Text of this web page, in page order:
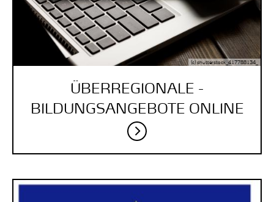
(c) shutterstock_417788134_
ÜBERREGIONALE ­
BILDUNGSANGEBOTE ­ONLINE